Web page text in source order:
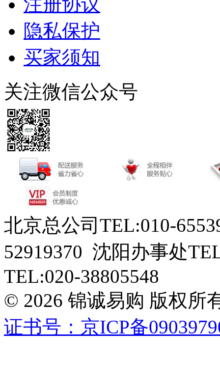
注册协议
隐私保护
买家须知
关注微信公众号
北京总公司TEL:010-
52919370 沈阳办事处
TEL:020-38805548
© 2026 锦诚易购 版权所
证书号：京ICP备